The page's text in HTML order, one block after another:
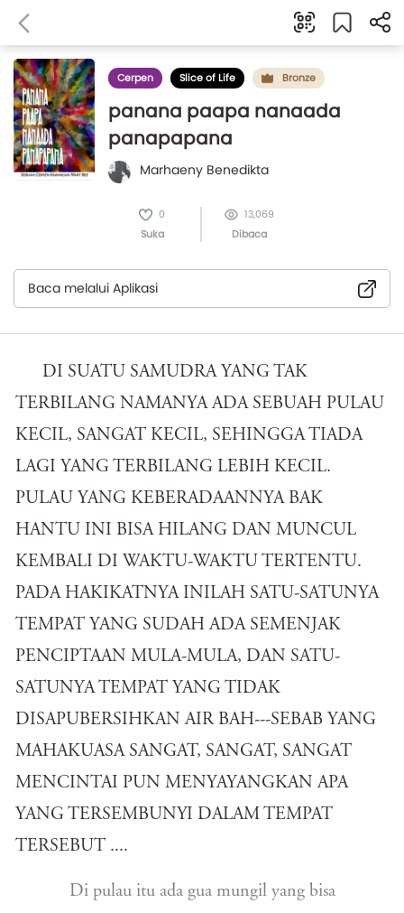
Cerpen Slice of Life Bronze
panana paapa nanaada
panapapana
Marhaeny Benedikta
0
Suka
13,069
Dibaca
Baca melalui Aplikasi
DI SUATU SAMUDRA YANG TAK
TERBILANG NAMANYA ADA SEBUAH PULAU
KECIL, SANGAT KECIL, SEHINGGA TIADA
LAGI YANG TERBILANG LEBIH KECIL.
PULAU YANG KEBERADAANNYA BAK
HANTU INI BISA HILANG DAN MUNCUL
KEMBALI DI WAKTU-WAKTU TERTENTU.
PADA HAKIKATNYA INILAH SATU-SATUNYA
TEMPAT YANG SUDAH ADA SEMENJAK
PENCIPTAAN MULA-MULA, DAN SATU-
SATUNYA TEMPAT YANG TIDAK
DISAPUBERSIHKAN AIR BAH---SEBAB YANG
MAHAKUASA SANGAT, SANGAT, SANGAT
MENCINTAI PUN MENYAYANGKAN APA
YANG TERSEMBUNYI DALAM TEMPAT
TERSEBUT ....
Di pulau itu ada gua mungil yang bisa